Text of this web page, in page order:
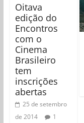
Oitava
edição do
Encontros
com o
Cinema
Brasileiro
tem
inscrições
abertas
25 de setembro
de 2014
1